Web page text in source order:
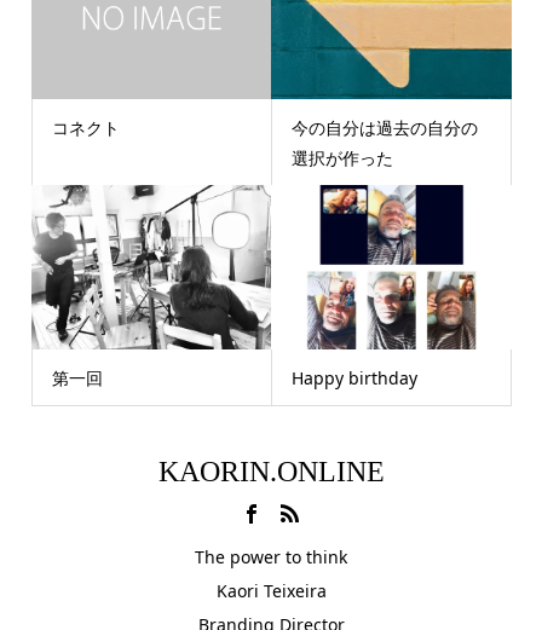
コネクト
今の自分は過去の自分の
選択が作った
第一回 Happy birthday
KAORIN.ONLINE
The power to think
Kaori Teixeira
Branding Director